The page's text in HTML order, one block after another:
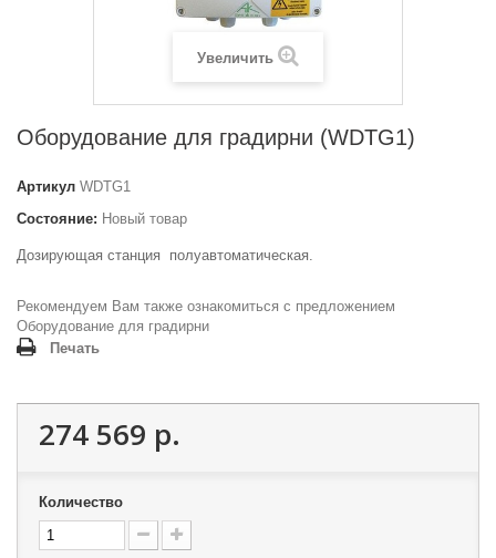
Увеличить
Оборудование для градирни (WDTG1)
Артикул WDTG1
Состояние: Новый товар
Дозирующая станция полуавтоматическая.
Рекомендуем Вам также ознакомиться с предложением
Оборудование для градирни
Печать
274 569 р.
Количество